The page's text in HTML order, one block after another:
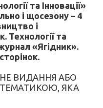
та Інновації»
і щосезону – 4
і
Технології та
журнал «Ягідник».
ВИДАННЯ АБО
ЯКА